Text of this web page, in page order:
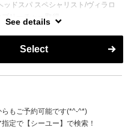
ドスパ スペシャリスト/ヴィラロ
リーチャー取得
アもよく情報収集しては、いろんな
りして、美容全般が好きです☆
ンドのカラーや似合わせカラーも
でお悩みの方は、お電話でのご予
See details
Select
もご予約可能です(*^-^*)
定で【シーユー】で検索！